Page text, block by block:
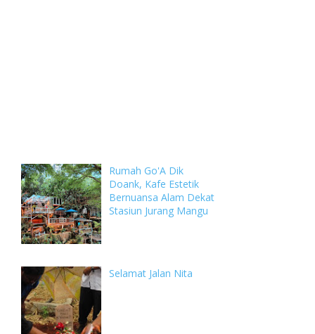
Rumah Go'A Dik
Doank, Kafe Estetik
Bernuansa Alam Dekat
Stasiun Jurang Mangu
Selamat Jalan Nita